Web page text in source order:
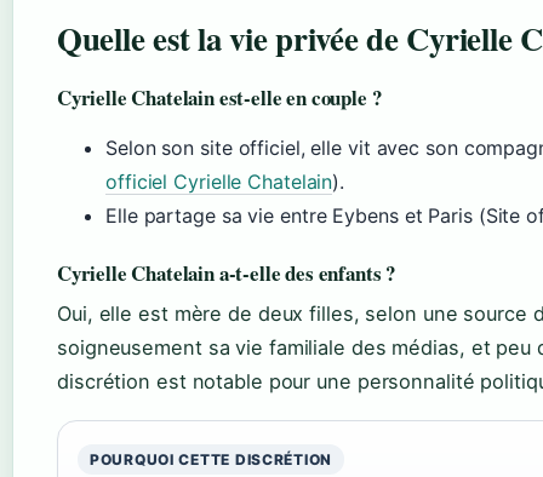
Quelle est la vie privée de Cyrielle
Cyrielle Chatelain est-elle en couple ?
Selon son site officiel, elle vit avec son
officiel Cyrielle Chatelain).
Elle partage sa vie entre Eybens et Paris (Site
Cyrielle Chatelain a-t-elle des enfants ?
Oui, elle est mère de deux filles, selon une source
soigneusement sa vie familiale des médias, et
discrétion est notable pour une personnalité
POURQUOI CETTE DISCRÉTION